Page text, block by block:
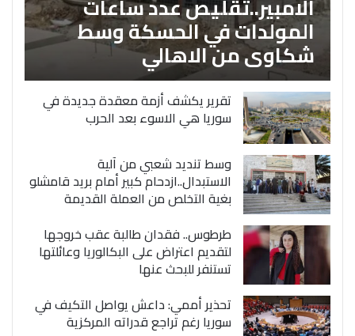
المولدات في الحسكة وسط
شكاوى من الاهالي
تقرير يكشف أزمة معقدة جديدة في
سوريا هي الاسوء بعد الحرب
وسط تنديد شعبي من آلية
الاستبدال..ازدحام كبير أمام بريد قامشلو
بغية التخلص من العملة القديمة
طرطوس.. فقدان طالبة عقب خروجها
لتقديم اعتراض على البكالوريا وعائلتها
تستنفر للبحث عنها
تحذير أممي: داعش يواصل التكيف في
سوريا رغم تراجع قدراته المركزية